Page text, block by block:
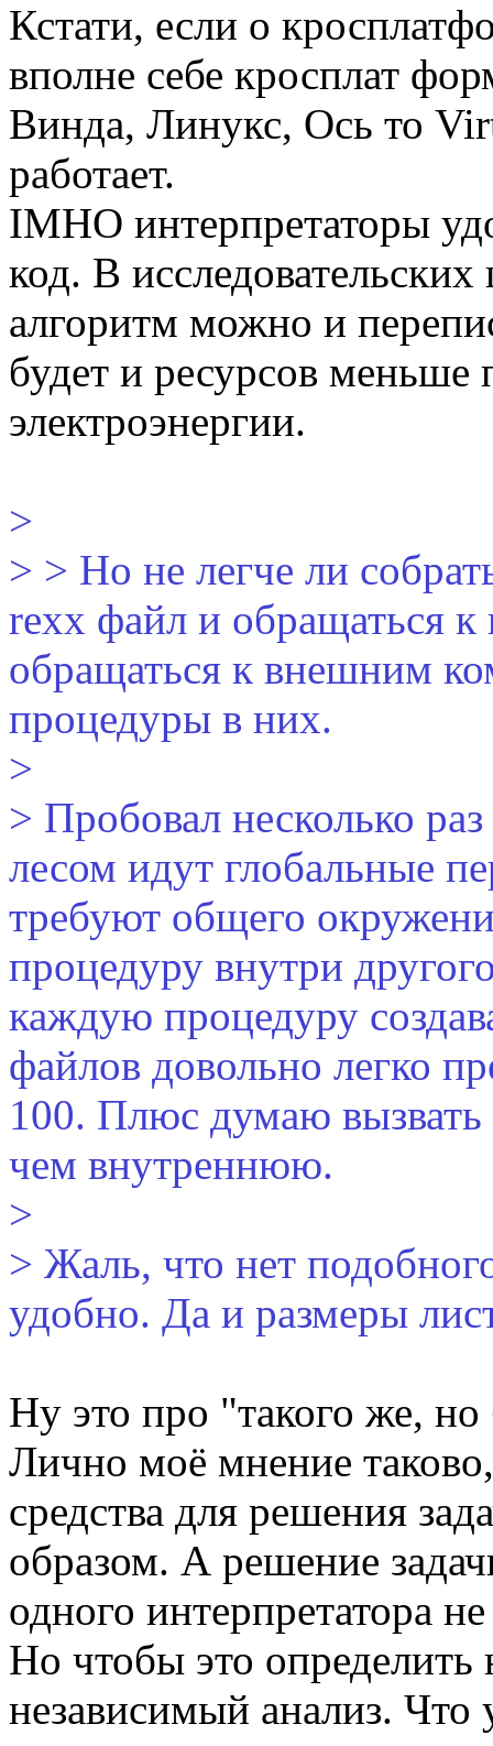
Кстати, если о
вполне себе кросплат
Винда, Линукс, Ось то
работает.
IMHO интерпретаторы
код. В
алгоритм можно и
будет и ресурсов меньше
электроэнергии.
>
> > Но не легче ли
rexx файл и обращаться
обращаться к внешним
процедуры в них.
>
> Пробовал несколько
лесом идут глобальные
требуют общего
процедуру внутри
каждую процедуру
файлов довольно легко
100. Плюс думаю
чем внутреннюю.
>
> Жаль, что нет
удобно. Да и размеры
Ну это про "такого же, но
Лично моё мнение
средства для решения
образом. А решение
одного интерпретатора
Но чтобы это определить
независимый анализ. Что